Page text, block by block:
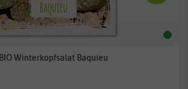
BIO Winterkopfsalat Baquieu